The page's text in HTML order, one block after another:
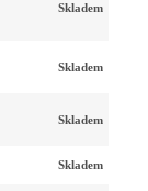
Skladem
Skladem
Skladem
Skladem